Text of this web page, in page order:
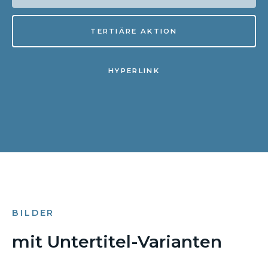
TERTIÄRE AKTION
HYPERLINK
BILDER
mit Untertitel-Varianten